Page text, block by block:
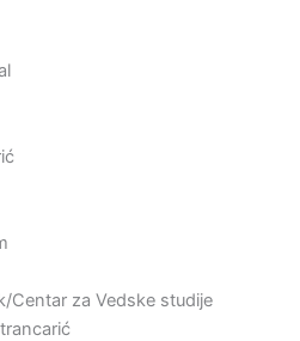
Centar za Vedske studije